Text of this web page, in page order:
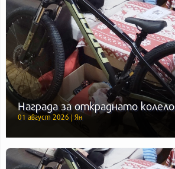
Награда за откраднато колело
01 август 2026 | Ян